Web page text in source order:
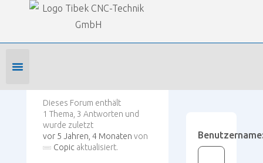
Our Forums
Dieses Forum enthält
1 Thema, 3 Antworten und
wurde zuletzt
vor 5 Jahren, 4 Monaten von
Copic aktualisiert.